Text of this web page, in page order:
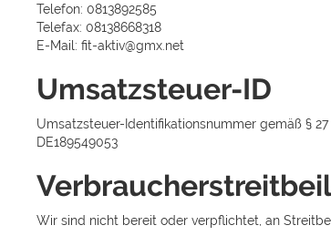
Telefon: 0813892585
Telefax: 08138668318
E-Mail: fit-aktiv@gmx.net
Umsatzsteuer-ID
Umsatzsteuer-Identifikationsnummer gemäß §
DE189549053
Wir sind nicht bereit oder verpflichtet, an